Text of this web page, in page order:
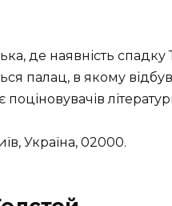
де наявність спадку
палац, в якому
поціновувачів
Україна, 02000.